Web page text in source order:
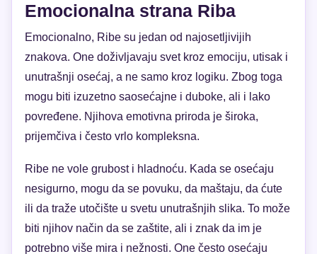
Emocionalna strana Riba
Emocionalno, Ribe su jedan od najosetljivijih
znakova. One doživljavaju svet kroz emociju, utisak i
unutrašnji osećaj, a ne samo kroz logiku. Zbog toga
mogu biti izuzetno saosećajne i duboke, ali i lako
povređene. Njihova emotivna priroda je široka,
prijemčiva i često vrlo kompleksna.
Ribe ne vole grubost i hladnoću. Kada se osećaju
nesigurno, mogu da se povuku, da maštaju, da ćute
ili da traže utočište u svetu unutrašnjih slika. To može
biti njihov način da se zaštite, ali i znak da im je
potrebno više mira i nežnosti. One često osećaju